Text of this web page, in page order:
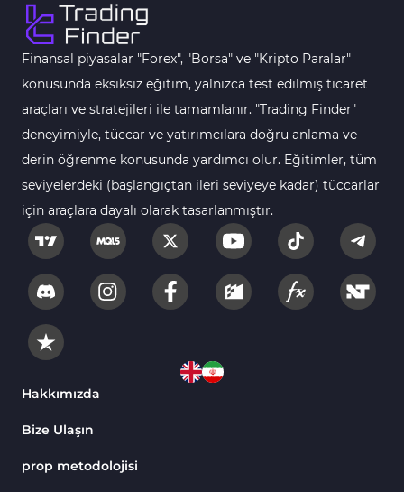
Finansal piyasalar "Forex", "Borsa" ve "Kripto Paralar"
konusunda eksiksiz eğitim, yalnızca test edilmiş ticaret
araçları ve stratejileri ile tamamlanır. "Trading Finder"
deneyimiyle, tüccar ve yatırımcılara doğru anlama ve
derin öğrenme konusunda yardımcı olur. Eğitimler, tüm
seviyelerdeki (başlangıçtan ileri seviyeye kadar) tüccarlar
için araçlara dayalı olarak tasarlanmıştır.
Hakkımızda
Bize Ulaşın
prop metodolojisi